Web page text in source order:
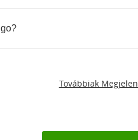
go?
Továbbiak